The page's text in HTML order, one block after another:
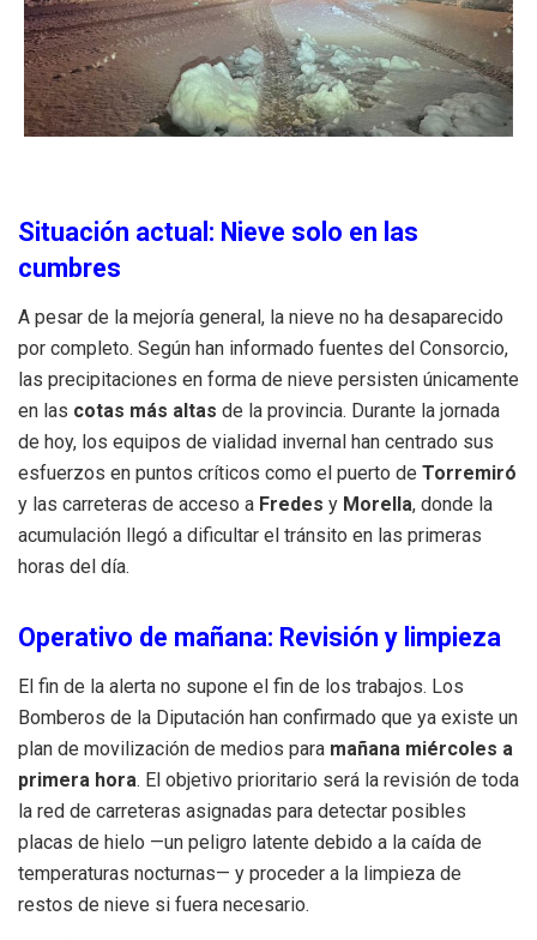
Situación actual: Nieve solo en las
cumbres
A pesar de la mejoría general, la nieve no ha desaparecido
por completo. Según han informado fuentes del Consorcio,
las precipitaciones en forma de nieve persisten únicamente
en las cotas más altas de la provincia. Durante la jornada
de hoy, los equipos de vialidad invernal han centrado sus
esfuerzos en puntos críticos como el puerto de Torremiró
y las carreteras de acceso a Fredes y Morella, donde la
acumulación llegó a dificultar el tránsito en las primeras
horas del día.
Operativo de mañana: Revisión y limpieza
El fin de la alerta no supone el fin de los trabajos. Los
Bomberos de la Diputación han confirmado que ya existe un
plan de movilización de medios para mañana miércoles a
primera hora. El objetivo prioritario será la revisión de toda
la red de carreteras asignadas para detectar posibles
placas de hielo —un peligro latente debido a la caída de
temperaturas nocturnas— y proceder a la limpieza de
restos de nieve si fuera necesario.